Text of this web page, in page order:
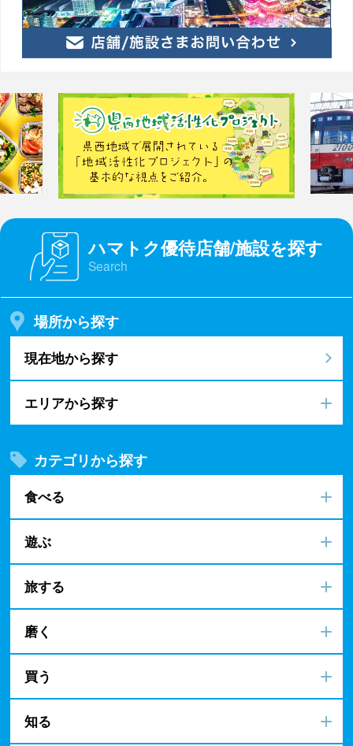
ハマトク優待店舗/施設を探す
Search
場所から探す
現在地から探す
エリアから探す
カテゴリから探す
食べる
遊ぶ
旅する
磨く
買う
知る